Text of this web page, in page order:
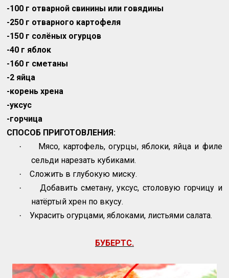
-100 г отварной свинины или говядины
-250 г отварного картофеля
-150 г солёных огурцов
-40 г яблок
-160 г сметаны
-2 яйца
-корень хрена
-уксус
-горчица
СПОСОБ ПРИГОТОВЛЕНИЯ:
·
Мясо, картофель, огурцы, яблоки, яйца и филе
сельди нарезать кубиками.
· Сложить в глубокую миску.
·
Добавить сметану, уксус, столовую горчицу и
натёртый хрен по вкусу.
· Украсить огурцами, яблоками, листьями салата.
БУБЕРТС.